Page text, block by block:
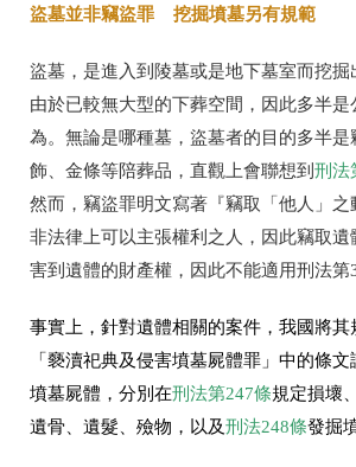
盜墓並非竊盜罪 挖掘墳墓另有規範
盜墓，是進入到陵墓或是地下墓室而挖
由於已較無大型的下葬空間，因此多半
為。無論是哪種墓，盜墓者的目的多半是
飾、金條等陪葬品，直觀上會聯想到 刑法
然而，竊盜罪明文寫著『竊取「他人」之
非法律上可以主張權利之人，因此竊取遺
害到遺體的財產權，因此不能適用刑法第
事實上，針對遺體相關的案件，我國將其
「褻瀆祀典及侵害墳墓屍體罪」中的條
墳墓屍體，分別在刑法第247條規定損壞
遺骨、遺髮、殮物，以及刑法248條發掘